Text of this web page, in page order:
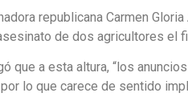
republicana Carmen
de dos agricultores el
que a esta altura, “los
lo que carece de sentido